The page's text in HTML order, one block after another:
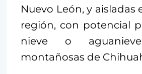
Nuevo León, y aisladas
región, con potencial
nieve o
montañosas de